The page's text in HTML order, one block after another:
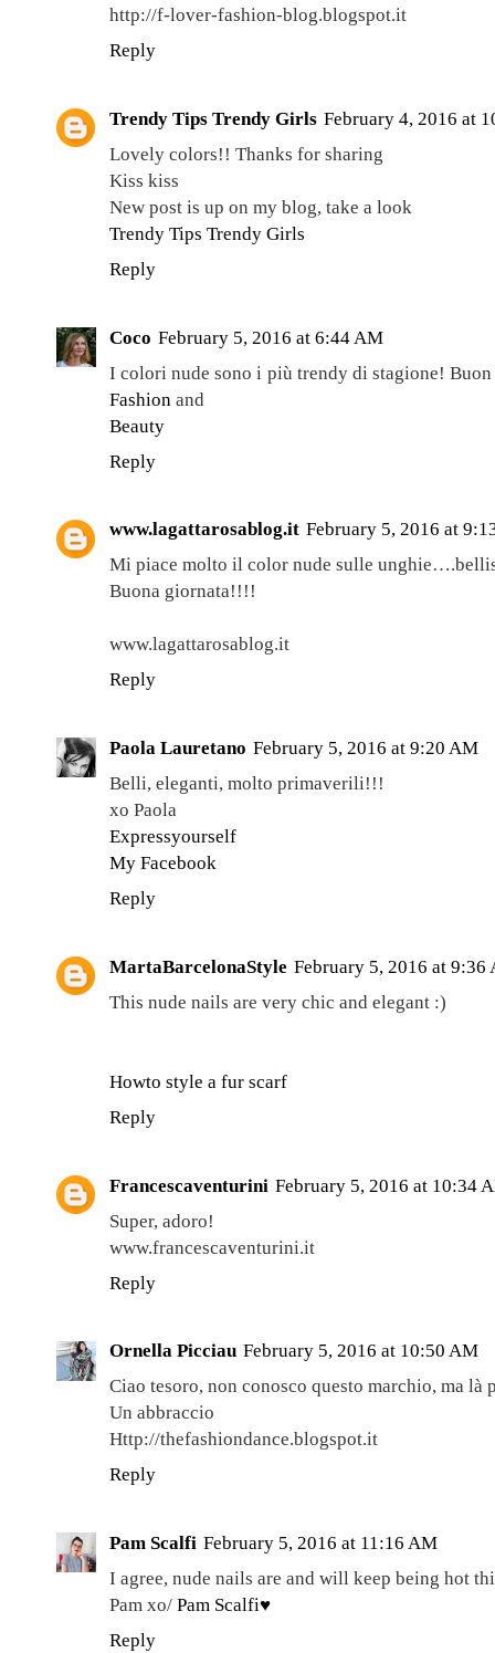
http://f-lover-fashion-blog.blogspot.it
Reply
Trendy Tips Trendy Girls February 4, 2016 at
Lovely colors!! Thanks for sharing
Kiss kiss
New post is up on my blog, take a look
Trendy Tips Trendy Girls
Reply
Coco February 5, 2016 at 6:44 AM
I colori nude sono i più trendy di stagione!
Fashion and
Beauty
Reply
www.lagattarosablog.it February 5, 2016 at
Mi piace molto il color nude sulle
Buona giornata!!!!
www.lagattarosablog.it
Reply
Paola Lauretano February 5, 2016 at 9:20 AM
Belli, eleganti, molto primaverili!!!
xo Paola
Expressyourself
My Facebook
Reply
MartaBarcelonaStyle February 5, 2016 at 9:36
This nude nails are very chic and elegant :)
Howto style a fur scarf
Reply
Francescaventurini February 5, 2016 at 10:34
Super, adoro!
www.francescaventurini.it
Reply
Ornella Picciau February 5, 2016 at 10:50 AM
Ciao tesoro, non conosco questo marchio, ma
Un abbraccio
Http://thefashiondance.blogspot.it
Reply
Pam Scalfi February 5, 2016 at 11:16 AM
I agree, nude nails are and will keep being hot
Pam xo/ Pam Scalfi♥
Reply